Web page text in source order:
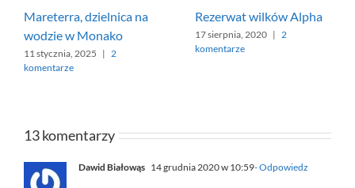
Mareterra, dzielnica na
wodzie w Monako
11 stycznia, 2025 | 2
komentarze
Rezerwat wilków Alpha
17 sierpnia, 2020 | 2
komentarze
13 komentarzy
Dawid Białowąs 14 grudnia 2020 w 10:59- Odpowiedz